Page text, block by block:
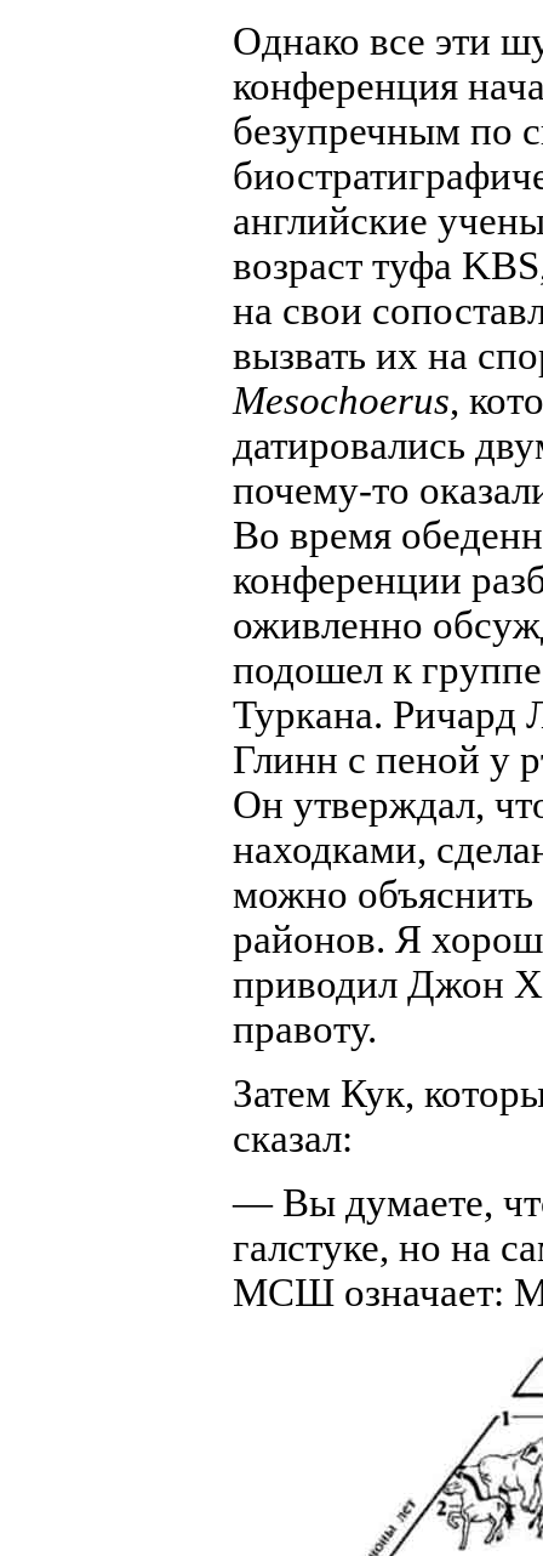
Однако все эти
конференция
безупречным по
английские
возраст туфа
на свои
вызвать их на
Mesochoerus,
датировались
почему-то
Во время
конференции
оживленно
подошел к
Туркана. Ричард
Глинн с пеной у
Он утверждал,
находками,
можно объяснить
районов. Я
приводил Джон
правоту.
Затем Кук,
сказал:
— Вы думаете,
галстуке, но на
МСШ означает: